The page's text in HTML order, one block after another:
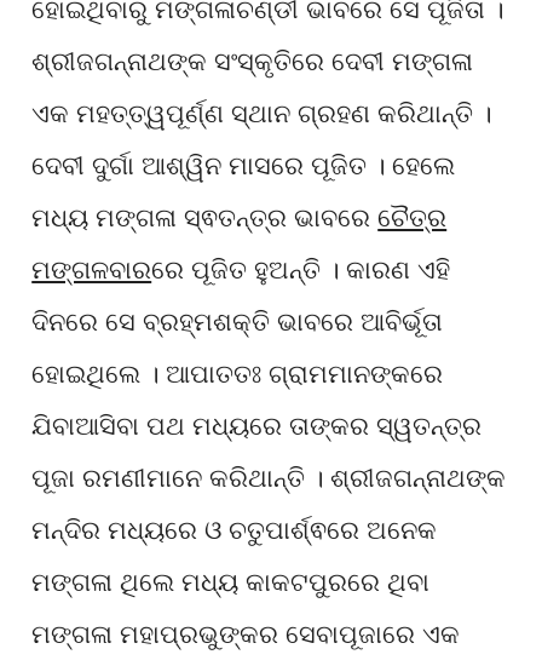
ହୋଇଥିବାରୁ ମଙ୍ଗଳାଚଣ୍ଡୀ ଭାବରେ ସେ ପୂଜିତା ।
ଶ୍ରୀଜଗନ୍ନାଥଙ୍କ ସଂସ୍କୃତିରେ ଦେବୀ ମଙ୍ଗଳା
ଏକ ମହତ୍ତ୍ୱପୂର୍ଣ୍ଣ ସ୍ଥାନ ଗ୍ରହଣ କରିଥାନ୍ତି ।
ଦେବୀ ଦୁର୍ଗା ଆଶ୍ୱିନ ମାସରେ ପୂଜିତ । ହେଲେ
ମଧ୍ୟ ମଙ୍ଗଳା ସ୍ଵତନ୍ତ୍ର ଭାବରେଚୈତ୍ର
ମଙ୍ଗଳବାରରେ ପୂଜିତ ହୁଅନ୍ତି । କାରଣ ଏହି
ଦିନରେ ସେ ବ୍ରହ୍ମଶକ୍ତି ଭାବରେ ଆବିର୍ଭୂତା
ହୋଇଥିଲେ । ଆପାତତଃ ଗ୍ରାମମାନଙ୍କରେ
ଯିବାଆସିବା ପଥ ମଧ୍ୟରେ ତାଙ୍କର ସ୍ୱତନ୍ତ୍ର
ପୂଜା ରମଣୀମାନେ କରିଥାନ୍ତି । ଶ୍ରୀଜଗନ୍ନାଥଙ୍କ
ମନ୍ଦିର ମଧ୍ୟରେ ଓ ଚତୁପାର୍ଶ୍ଵରେ ଅନେକ
ମଙ୍ଗଳା ଥିଲେ ମଧ୍ୟ କାକଟପୁରରେ ଥିବା
ମଙ୍ଗଳା ମହାପ୍ରଭୁଙ୍କର ସେବାପୂଜାରେ ଏକ